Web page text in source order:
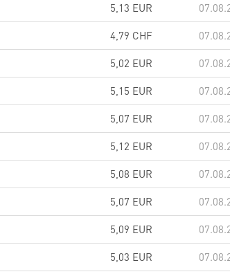
5,13 EUR
4,79 CHF
5,02 EUR
5,15 EUR
5,07 EUR
5,12 EUR
5,08 EUR
5,07 EUR
5,09 EUR
5,03 EUR